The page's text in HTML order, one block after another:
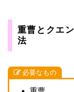
重曹とクエ
法
必要なもの